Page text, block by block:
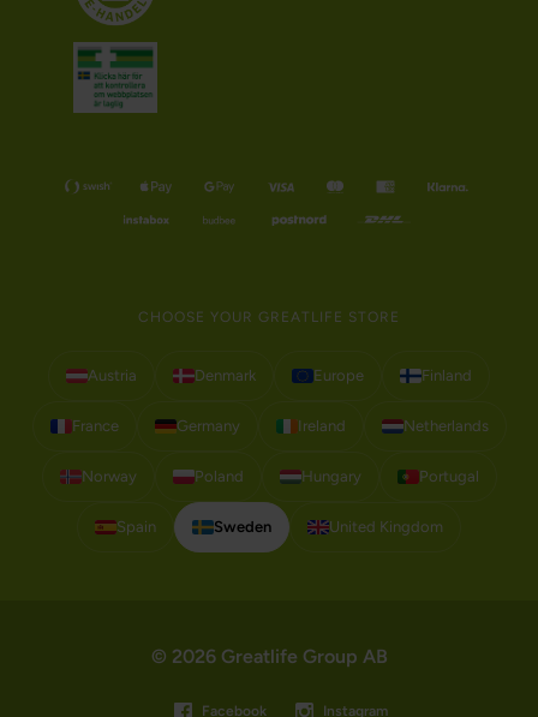
CHOOSE YOUR GREATLIFE STORE
Austria Denmark Europe Finland
France Germany Ireland Netherlands
Norway Poland Hungary Portugal
Spain Sweden United Kingdom
© 2026 Greatlife Group AB
Facebook Instagram